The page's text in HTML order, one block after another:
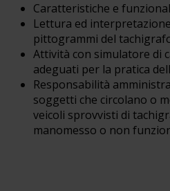
Caratteristiche e
Lettura ed
pittogrammi del
Attività con simulatore di
adeguati per la pratica
Responsabilità
soggetti che circolano o
veicoli sprovvisti di
manomesso o non